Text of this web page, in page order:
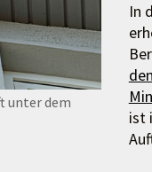
unter dem
In
ist